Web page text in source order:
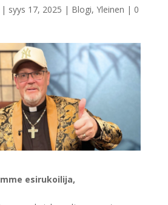
| syys 17, 2025 | Blogi, Yleinen | 0
esirukoilija,